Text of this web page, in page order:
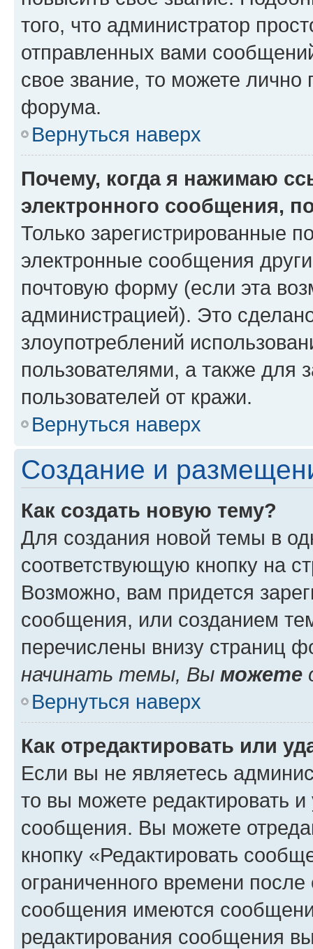
того, что администратор
отправленных вами
свое звание, то можете лично
форума.
Вернуться наверх
Почему, когда я нажимаю
электронного сообщения,
Только зарегистрированные
электронные сообщения
почтовую форму (если эта
администрацией). Это
злоупотреблений
пользователями, а также для
пользователей от кражи.
Вернуться наверх
Создание и
Как создать новую тему?
Для создания новой темы в
соответствующую кнопку на
Возможно, вам придется
сообщения, или созданием
перечислены внизу страниц
начинать темы, Вы можете
Вернуться наверх
Как отредактировать или
Если вы не являетесь
то вы можете редактировать
сообщения. Вы можете
кнопку «Редактировать
ограниченного времени
сообщения имеются
редактирования сообщения